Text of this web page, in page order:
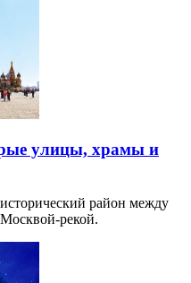
улицы, храмы и
район между
рекой.